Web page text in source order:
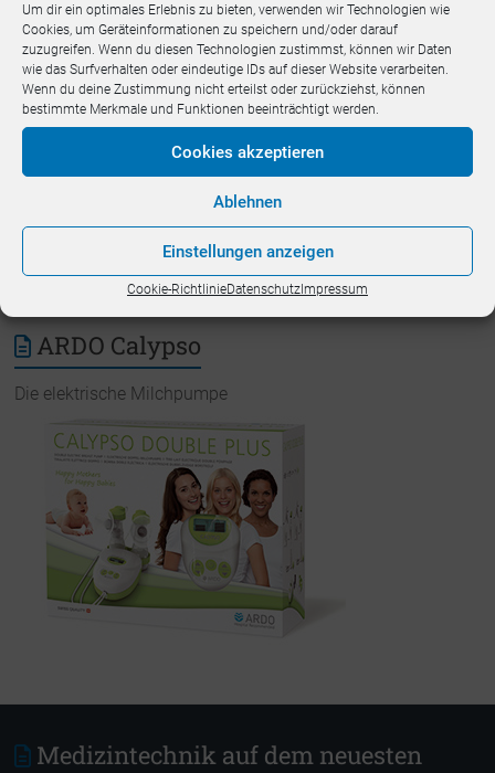
Um dir ein optimales Erlebnis zu bieten, verwenden wir Technologien wie
Cookies, um Geräteinformationen zu speichern und/oder darauf
zuzugreifen. Wenn du diesen Technologien zustimmst, können wir Daten
wie das Surfverhalten oder eindeutige IDs auf dieser Website verarbeiten.
Wenn du deine Zustimmung nicht erteilst oder zurückziehst, können
bestimmte Merkmale und Funktionen beeinträchtigt werden.
Cookies akzeptieren
Ablehnen
Einstellungen anzeigen
Cookie-RichtlinieDatenschutz Impressum
ARDO Calypso
Die elektrische Milchpumpe
Medizintechnik auf dem neuesten